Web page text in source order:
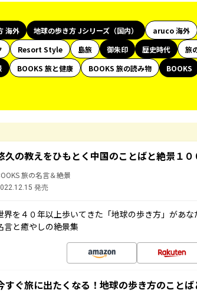
海外 地球の歩き方 Jシリーズ（国内） aruco 海外
Resort Style 島旅 御朱印 歴史時代 旅
BOOKS 旅と健康 BOOKS 旅の読み物 BOOKS
久の教えをひもとく中国のことばと絶景１０
旅の名言＆絶景
発売
界を４０年以上歩いてきた「地球の歩き方」があ
言と癒やしの絶景集
すぐ旅に出たくなる！地球の歩き方のことば